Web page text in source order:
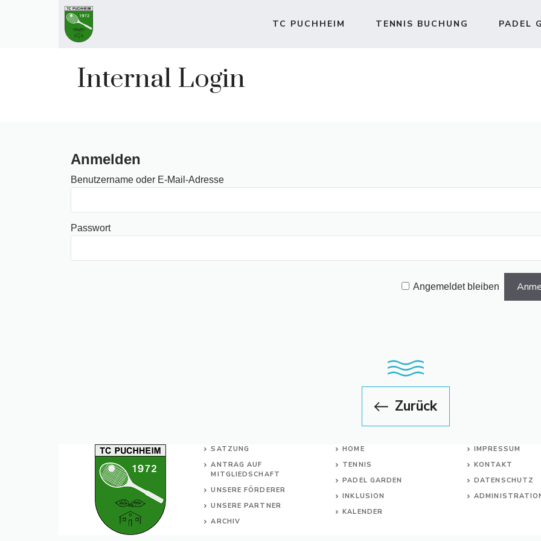
TC PUCHHEIM TENNIS BUCHUNG PADEL
Internal Login
Anmelden
Benutzername oder E-Mail-Adresse
Passwort
Angemeldet bleiben
Zurück
SATZUNG
ANTRAG AUF
MITGLIEDSCHAFT
UNSERE FÖRDERER
UNSERE PARTNER
ARCHIV
HOME
TENNIS
PADEL GARDEN
INKLUSION
KALENDER
IMPRESSUM
KONTAKT
DATENSCHUTZ